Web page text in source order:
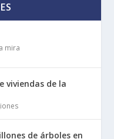
mira
viviendas de la
de árboles en